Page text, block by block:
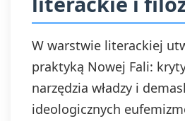
W warstwie literackiej
praktyką Nowej Fali:
narzędzia władzy i
ideologicznych